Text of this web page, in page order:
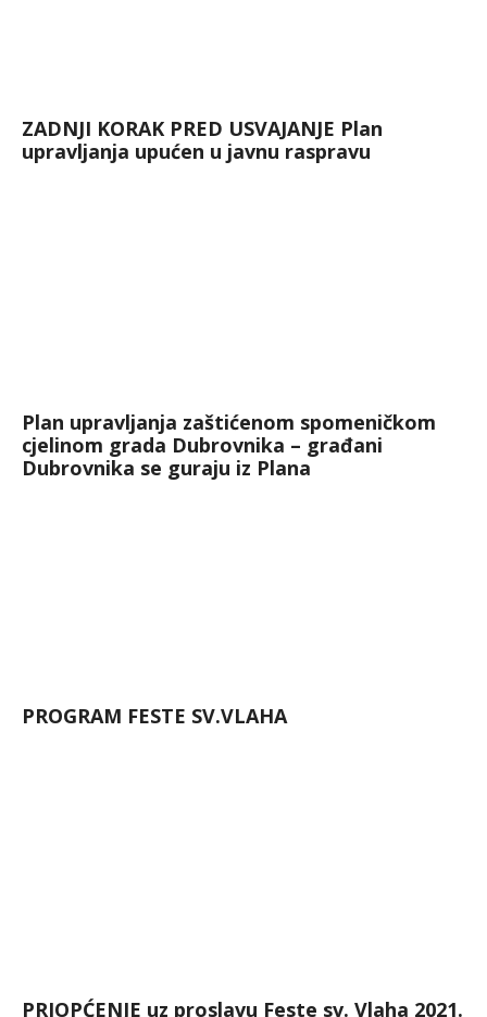
ZADNJI KORAK PRED USVAJANJE Plan
upravljanja upućen u javnu raspravu
Plan upravljanja zaštićenom spomeničkom
cjelinom grada Dubrovnika – građani
Dubrovnika se guraju iz Plana
PROGRAM FESTE SV.VLAHA
PRIOPĆENJE uz proslavu Feste sv. Vlaha 2021.